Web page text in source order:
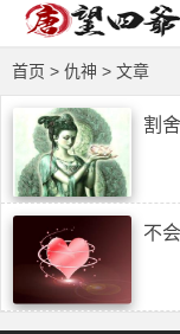
首页 > 仇神 > 文章
割
不